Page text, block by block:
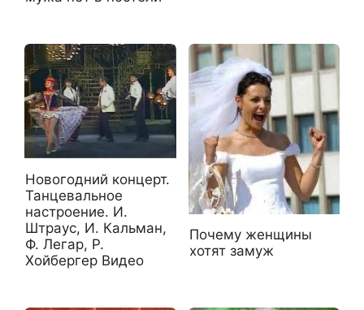
Новогодний концерт.
Танцевальное
настроение. И.
Штраус, И. Кальман,
Ф. Легар, Р.
Хойбергер Видео
Почему женщины
хотят замуж